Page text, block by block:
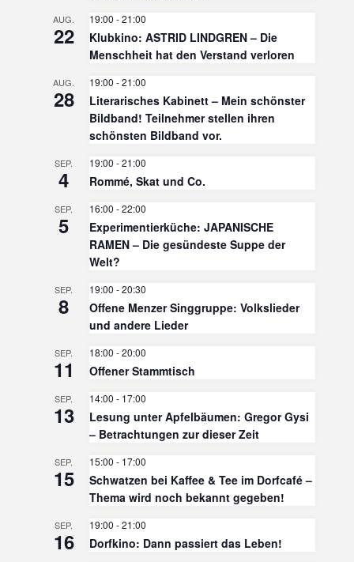
AUG.
22
19:00 -21:00
Klubkino: ASTRID LINDGREN – Die
Menschheit hat den Verstand verloren
AUG.
28
19:00 -21:00
Literarisches Kabinett – Mein schönster
Bildband! Teilnehmer stellen ihren
schönsten Bildband vor.
SEP.
4
19:00 -21:00
Rommé, Skat und Co.
SEP.
5
16:00 -22:00
Experimentierküche: JAPANISCHE
RAMEN – Die gesündeste Suppe der
Welt?
SEP.
8
19:00 -20:30
Offene Menzer Singgruppe: Volkslieder
und andere Lieder
SEP.
11
18:00 -20:00
Offener Stammtisch
SEP.
13
14:00 - 17:00
Lesung unter Apfelbäumen: Gregor Gysi
– Betrachtungen zur dieser Zeit
SEP.
15
15:00 - 17:00
Schwatzen bei Kaffee & Tee im Dorfcafé –
Thema wird noch bekannt gegeben!
SEP.
16
19:00 -21:00
Dorfkino: Dann passiert das Leben!